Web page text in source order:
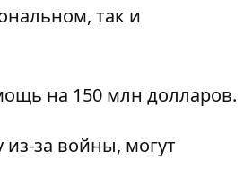
так и
на 150 млн долларов.
из-за войны, могут